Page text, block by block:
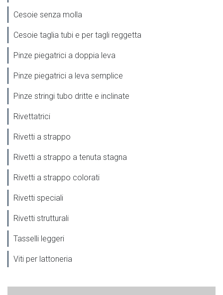
Cesoie senza molla
Cesoie taglia tubi e per tagli reggetta
Pinze piegatrici a doppia leva
Pinze piegatrici a leva semplice
Pinze stringi tubo dritte e inclinate
Rivettatrici
Rivetti a strappo
Rivetti a strappo a tenuta stagna
Rivetti a strappo colorati
Rivetti speciali
Rivetti strutturali
Tasselli leggeri
Viti per lattoneria